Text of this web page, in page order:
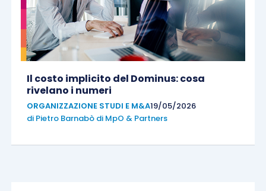
Il costo implicito del Dominus: cosa
rivelano i numeri
ORGANIZZAZIONE STUDI E M&A19/05/2026
di Pietro Barnabò di MpO & Partners